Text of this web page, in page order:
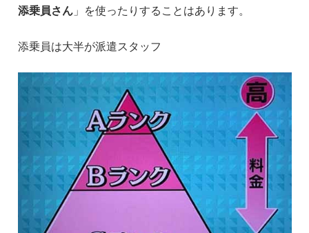
添乗員さん」を使ったりすることはあります。
添乗員は大半が派遣スタッフ